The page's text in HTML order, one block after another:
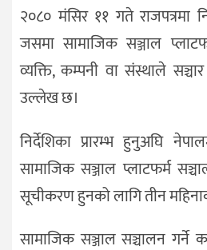
२०८० मंसिर ११ गते राजपत्रमा
जसमा सामाजिक सञ्जाल
व्यक्ति, कम्पनी वा संस्थाले सञ्चार
उल्लेख छ।
निर्देशिका प्रारम्भ हुनुअघि
सामाजिक सञ्जाल प्लाटफर्म
सूचीकरण हुनको लागि तीन
सामाजिक सञ्जाल सञ्चालन